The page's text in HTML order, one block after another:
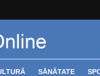
SĂNĂTATE